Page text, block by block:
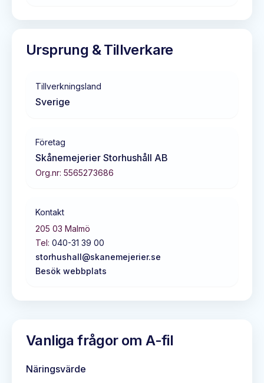
Ursprung & Tillverkare
Tillverkningsland
Sverige
Företag
Skånemejerier Storhushåll AB
Org.nr: 5565273686
Kontakt
205 03 Malmö
Tel: 040-31 39 00
storhushall@skanemejerier.se
Besök webbplats
Vanliga frågor om A-fil
Näringsvärde